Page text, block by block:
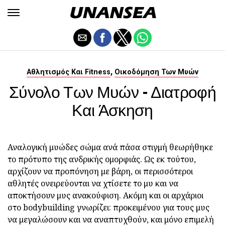
Αθλητισμός Και Fitness, Οικοδόμηση Των Μυών
Σύνολο Των Μυών - Διατροφή
Και Άσκηση
Αναλογική μυώδες σώμα ανά πάσα στιγμή θεωρήθηκε
το πρότυπο της ανδρικής ομορφιάς. Ως εκ τούτου,
αρχίζουν να προπόνηση με βάρη, οι περισσότεροι
αθλητές ονειρεύονται να χτίσετε το μυ και να
αποκτήσουν μυς ανακούφιση. Ακόμη και οι αρχάριοι
στο bodybuilding γνωρίζει: προκειμένου για τους μυς
να μεγαλώσουν και να αναπτυχθούν, και μόνο επιμελή